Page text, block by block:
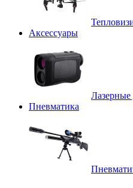
Аксессуары
Пневматика